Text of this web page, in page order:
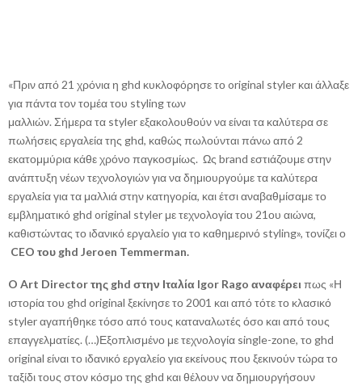
«Πριν από 21 χρόνια η ghd κυκλοφόρησε το original styler και άλλαξε
για πάντα τον τομέα του styling των
μαλλιών. Σήμερα τα styler εξακολουθούν να είναι τα καλύτερα σε
πωλήσεις εργαλεία της ghd, καθώς πωλούνται πάνω από 2
εκατομμύρια κάθε χρόνο παγκοσμίως. Ως brand εστιάζουμε στην
ανάπτυξη νέων τεχνολογιών για να δημιουργούμε τα καλύτερα
εργαλεία για τα μαλλιά στην κατηγορία, και έτσι αναβαθμίσαμε το
εμβληματικό ghd original styler με τεχνολογία του 21ου αιώνα,
καθιστώντας το ιδανικό εργαλείο για το καθημερινό styling», τονίζει ο
CEO του ghd Jeroen Temmerman.
O Art Director της ghd στην Ιταλία Igor Rago αναφέρει πως «Η
ιστορία του ghd original ξεκίνησε το 2001 και από τότε το κλασικό
styler αγαπήθηκε τόσο από τους καταναλωτές όσο και από τους
επαγγελματίες. (…)Εξοπλισμένο με τεχνολογία single-zone, το ghd
original είναι το ιδανικό εργαλείο για εκείνους που ξεκινούν τώρα το
ταξίδι τους στον κόσμο της ghd και θέλουν να δημιουργήσουν